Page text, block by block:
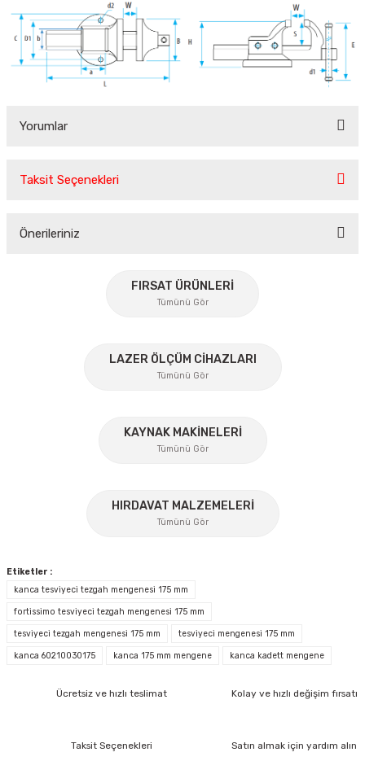
Yorumlar
Taksit Seçenekleri
Önerileriniz
konularda yetersiz gördüğünüz noktaları öneri formunu
kullanarak tarafımıza iletebilirsiniz.
Ürün resmi kalitesiz, bozuk veya görüntülenemiyor.
Ürün açıklamasında eksik bilgiler bulunuyor.
Ürün fiyatı diğer sitelerden daha pahalı.
Bu ürüne benzer farklı alternatifler olmalı.
FIRSAT ÜRÜNLERİ
Tümünü Gör
İzeltaş
İzeltaş Lokmalı Allen Uç ve Star Torx Uç Takımı 17 Parça
3.874,20 TL
LAZER ÖLÇÜM CİHAZLARI
Tümünü Gör
Bosch Ölçme
KAYNAK MAKİNELERİ
Tümünü Gör
Demiriz Kaynak
HIRDAVAT MALZEMELERİ
Tümünü Gör
Nora
Etiketler :
kanca tesviyeci tezgah mengenesi 175 mm
fortissimo tesviyeci tezgah mengenesi 175 mm
tesviyeci tezgah mengenesi 175 mm tesviyeci mengenesi 175 mm
kanca 60210030175 kanca 175 mm mengene kanca kadett mengene
Ücretsiz ve hızlı teslimat Kolay ve hızlı değişim fırsatı
Taksit Seçenekleri Satın almak için yardım alın